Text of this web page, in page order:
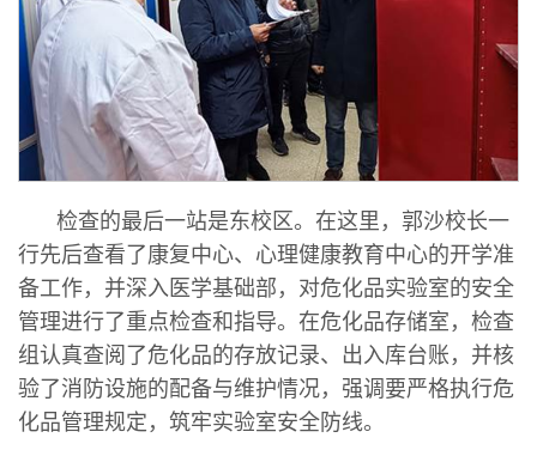
检查的最后一站是东校区。在这里，郭沙校长一
行先后查看了康复中心、心理健康教育中心的开学准
备工作，并深入医学基础部，对危化品实验室的安全
管理进行了重点检查和指导。在危化品存储室，检查
组认真查阅了危化品的存放记录、出入库台账，并核
验了消防设施的配备与维护情况，强调要严格执行危
化品管理规定，筑牢实验室安全防线。